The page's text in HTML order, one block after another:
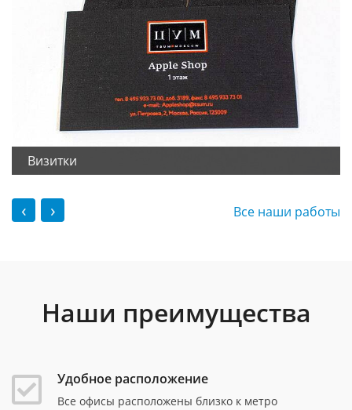
Визитки
‹ › Все наши работы
Наши преимущества
Удобное расположение
Все офисы расположены близко к метро